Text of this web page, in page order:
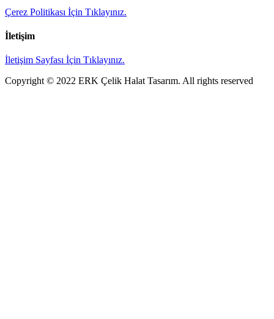
Çerez Politikası İçin Tıklayınız.
İletişim
İletişim Sayfası İçin Tıklayınız.
Copyright © 2022 ERK Çelik Halat Tasarım. All rights reserved